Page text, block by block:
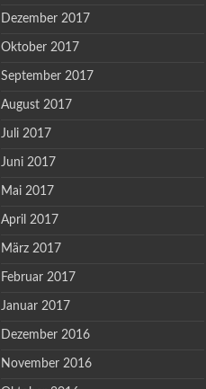
Dezember 2017
Oktober 2017
September 2017
August 2017
Juli 2017
Juni 2017
Mai 2017
April 2017
März 2017
Februar 2017
Januar 2017
Dezember 2016
November 2016